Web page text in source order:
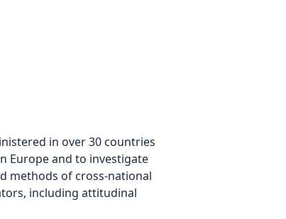
in over 30 countries
Europe and to investigate
methods of cross-national
including attitudinal